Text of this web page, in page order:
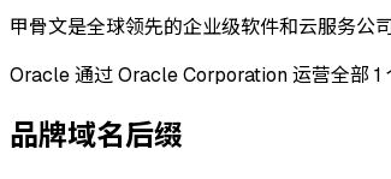
甲骨文是全球领先的企业级软件和云服务公
Oracle 通过 Oracle Corporation 运营全部 1
品牌域名后缀